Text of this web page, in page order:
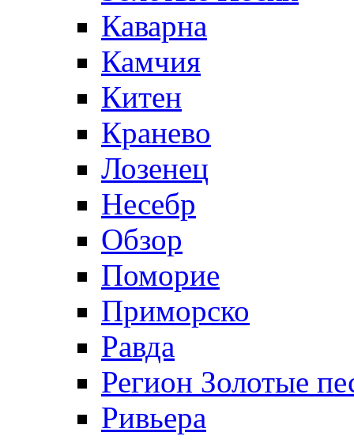
Каварна
Камчия
Китен
Кранево
Лозeнец
Несебр
Обзор
Поморие
Приморско
Равда
Регион Золотые
Ривьера